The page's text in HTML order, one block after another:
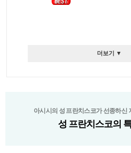
더보기 ▼
아시시의 성 프란치스코가 선종하신
성 프란치스코의